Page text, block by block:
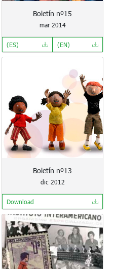
Boletín nº15
mar 2014
(ES) (EN)
Boletín nº13
dic 2012
Download